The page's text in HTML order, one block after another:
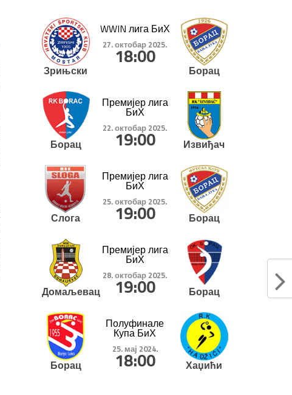
Зрињски
WWIN лига БиХ
27. октобар 2025.
18:00
Борац
Борац
Премијер лига
БиХ
22. октобар 2025.
19:00 Извиђач
Слога
Премијер лига
БиХ
25. октобар 2025.
19:00 Борац
Домаљевац
Премијер лига
БиХ
28. октобар 2025.
19:00 Борац
Борац
Полуфинале
Купа БиХ
25. мај 2024.
18:00 Хаџићи